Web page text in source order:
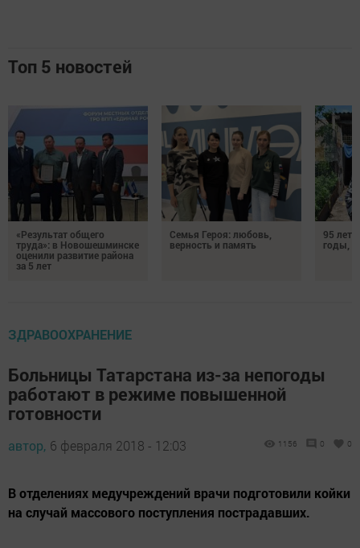
Топ 5 новостей
«Результат общего
труда»: в Новошешминске
оценили развитие района
за 5 лет
Семья Героя: любовь,
верность и память
95 лет
годы,
ЗДРАВООХРАНЕНИЕ
Больницы Татарстана из-за непогоды
работают в режиме повышенной
готовности
автор, 6 февраля 2018 - 12:03 1156 0 0
В отделениях медучреждений врачи подготовили койки
на случай массового поступления пострадавших.